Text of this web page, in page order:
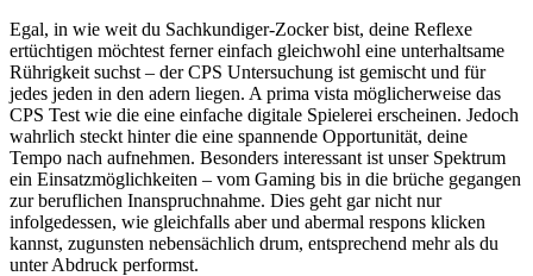
Egal, in wie weit du Sachkundiger-Zocker bist, deine Reflexe
ertüchtigen möchtest ferner einfach gleichwohl eine unterhaltsame
Rührigkeit suchst – der CPS Untersuchung ist gemischt und für
jedes jeden in den adern liegen. A prima vista möglicherweise das
CPS Test wie die eine einfache digitale Spielerei erscheinen. Jedoch
wahrlich steckt hinter die eine spannende Opportunität, deine
Tempo nach aufnehmen. Besonders interessant ist unser Spektrum
ein Einsatzmöglichkeiten – vom Gaming bis in die brüche gegangen
zur beruflichen Inanspruchnahme. Dies geht gar nicht nur
infolgedessen, wie gleichfalls aber und abermal respons klicken
kannst, zugunsten nebensächlich drum, entsprechend mehr als du
unter Abdruck performst.